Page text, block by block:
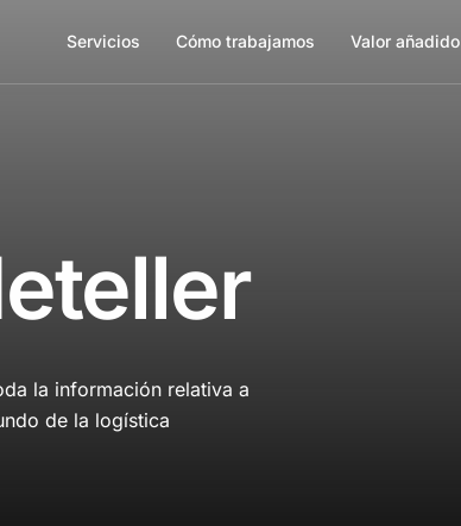
Servicios Cómo trabajamos Valor añadido
la información relativa a
de la logística